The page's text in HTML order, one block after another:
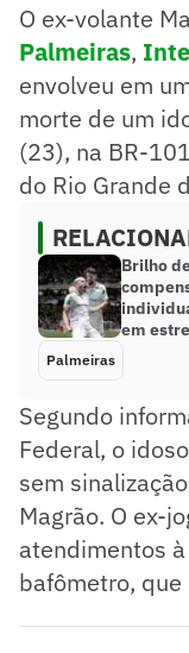
O ex-volante
Palmeiras,
envolveu em
morte de um
(23), na BR-
do Rio Grande
Brilho
em
Palmeiras
Segundo
Federal, o
sem
Magrão. O ex-
atendimentos
bafômetro,